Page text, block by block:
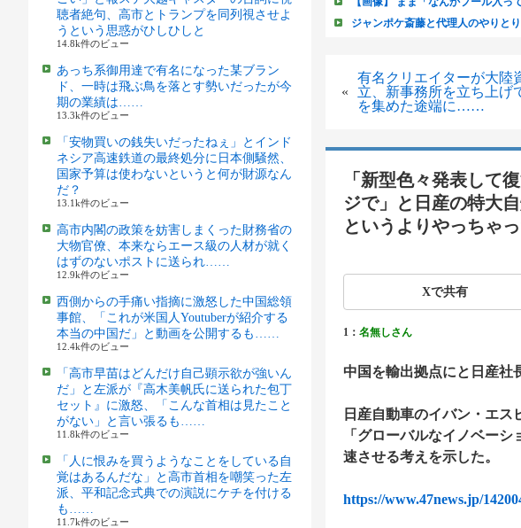
聴者絶句、高市とトランプを同列視させよ
うという思惑がひしひしと
14.8k件のビュー
あっち系御用達で有名になった某ブラン
ド、一時は飛ぶ鳥を落とす勢いだったが今
期の業績は……
13.3k件のビュー
「安物買いの銭失いだったねぇ」とインド
ネシア高速鉄道の最終処分に日本側騒然、
国家予算は使わないというと何が財源なん
だ？
13.1k件のビュー
高市内閣の政策を妨害しまくった財務省の
大物官僚、本来ならエース級の人材が就く
はずのないポストに送られ……
12.9k件のビュー
西側からの手痛い指摘に激怒した中国総領
事館、「これが米国人Youtuberが紹介する
本当の中国だ」と動画を公開するも……
12.4k件のビュー
「高市早苗はどんだけ自己顕示欲が強いん
だ」と左派が『高木美帆氏に送られた包丁
セット』に激怒、「こんな首相は見たこと
がない」と言い張るも……
11.8k件のビュー
「人に恨みを買うようなことをしている自
覚はあるんだな」と高市首相を嘲笑った左
派、平和記念式典での演説にケチを付ける
も……
11.7k件のビュー
«
有名クリエイターが大陸
立、新事務所を立ち上げ
を集めた途端に……
「新型色々発表して
ジで」と日産の特大
というよりやっちゃ
Xで共有
1： 名無しさん
中国を輸出拠点にと日産社
日産自動車のイバン・エ
「グローバルなイノベー
速させる考えを示した。
https://www.47news.jp/